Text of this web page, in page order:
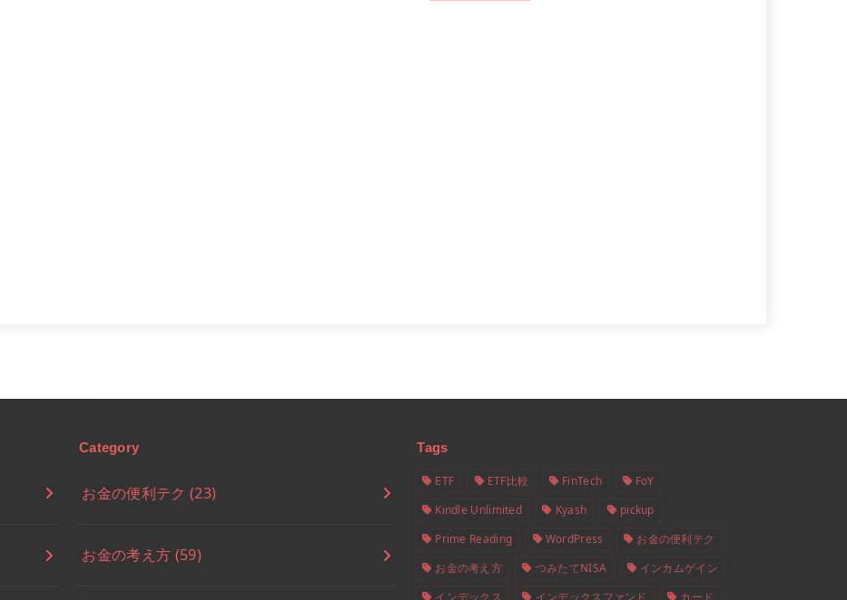
Category
お金の便利テク(23)
お金の考え方 (59)
Tags
ETF ETF比較 FinTech
FoY
Kindle Unlimited
Kyash
pickup
Prime Reading
WordPress
お金の便利テク
お金の考え方
つみたてNISA
インカムゲイン
インデックス
インデックスファンド カード